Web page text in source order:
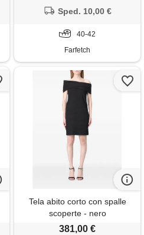
Sped. 10,00 €
40-42
Farfetch
Tela abito corto con spalle
scoperte - nero
381,00 €